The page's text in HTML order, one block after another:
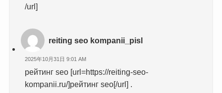
/url]
reiting seo kompanii_pisl
2025年10月31日 9:01 AM
рейтинг seo [url=https://reiting-seo-
kompanii.ru/]рейтинг seo[/url] .